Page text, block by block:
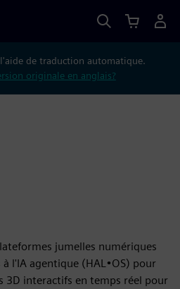
de traduction automatique.
originale en anglais?
jumelles numériques
l'IA agentique (HAL•OS) pour
3D interactifs en temps réel pour